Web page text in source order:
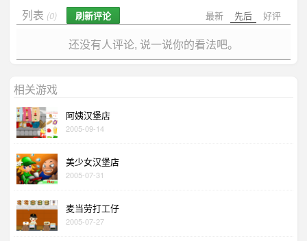
最新 先后 好评
列表 (0) 刷新评论
还没有人评论, 说一说你的看法吧。
相关游戏
阿姨汉堡店
2005-09-14
美少女汉堡店
2005-07-31
麦当劳打工仔
2005-07-27